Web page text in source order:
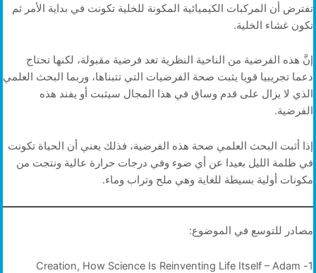
تفترض أن المركبات الكيميائية المكونة للخلية تكونت في بداية الأمر ثم
تكون غشاء الخلية.
إنَّ هذه الفرضية من الناحية النظرية تعد فرضية مقبولة، لكنها تحتاج
دعما تجريبيا قويا يثبت صحة الفرضيات التي تتبناها، وربما البحث العلمي
الذي لا يزال على قدم وساق في هذا المجال سيثبت أو يفند هذه
الفرضية.
إذا أثبت البحث العلمي صحة هذه الفرضية، فذلك يعني أن الحياة تكونت
في ظلمة الليل بعيدا عن أي ضوء وفي درجات حرارة عالية ونتجت من
مكونات أولية بسيطة للغاية وهي ملح وتراب وماء.
مصادر للتوسع في الموضوع:
1- Creation, How Science Is Reinventing Life Itself – Adam